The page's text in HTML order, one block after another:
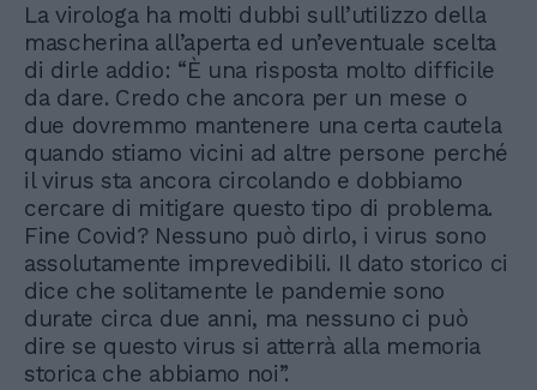
La virologa ha molti dubbi sull’utilizzo della
mascherina all’aperta ed un’eventuale scelta
di dirle addio: “È una risposta molto difficile
da dare. Credo che ancora per un mese o
due dovremmo mantenere una certa cautela
quando stiamo vicini ad altre persone perché
il virus sta ancora circolando e dobbiamo
cercare di mitigare questo tipo di problema.
Fine Covid? Nessuno può dirlo, i virus sono
assolutamente imprevedibili. Il dato storico ci
dice che solitamente le pandemie sono
durate circa due anni, ma nessuno ci può
dire se questo virus si atterrà alla memoria
storica che abbiamo noi”.